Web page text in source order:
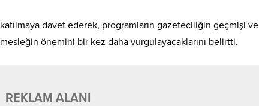
davet ederek, programların gazeteciliğin geçmişi ve
önemini bir kez daha vurgulayacaklarını belirtti.
REKLAM ALANI